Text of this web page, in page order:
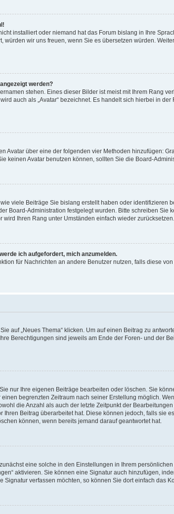
installiert oder niemand hat das Forum bislang in Ihre
wir uns freuen, wenn Sie es übersetzen würden.
werden?
stehen. Eines dieser Bilder ist meist mit Ihrem Rang
auch als „Avatar“ bezeichnet. Es handelt sich hierbei in
Avatar über eine der folgenden vier Methoden hinzufügen:
keinen Avatar benutzen können, sollten Sie die Board-
viele Beiträge Sie bislang erstellt haben oder
Board-Administration festgelegt wurden. Bitte schreiben
Ihren Rang unter Umständen einfach wieder zurücksetzen.
ich aufgefordert, mich anzumelden.
für Nachrichten an andere Benutzer nutzen, falls diese
auf „Neues Thema“ klicken. Um auf einen Beitrag zu
Berechtigungen sind jeweils am Ende der Foren- und der
nur Ihre eigenen Beiträge bearbeiten oder löschen. Sie
begrenzten Zeitraum nach seiner Erstellung möglich.
die Anzahl als auch der letzte Zeitpunkt der
Beitrag überarbeitet hat. Diese können jedoch, falls sie
können, wenn bereits jemand darauf geantwortet hat.
eine solche in den Einstellungen in Ihrem
aktivieren. Sie können eine Signatur auch hinzufügen,
verfassen möchten, so können Sie dort einfach das